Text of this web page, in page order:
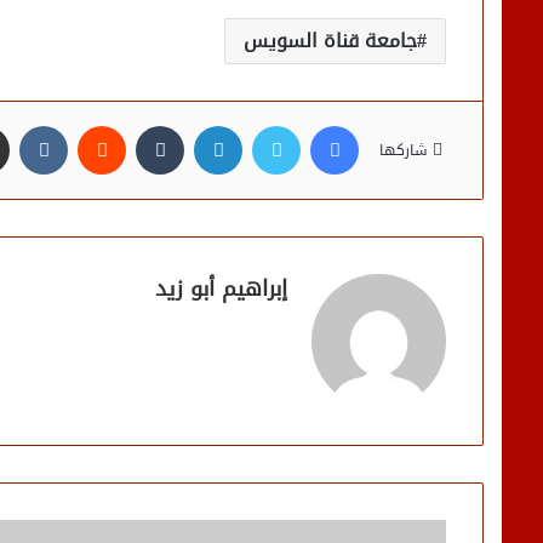
جامعة قناة السويس
شاركها
فيسبوك تويتر لينكدإن
إبراهيم أبو زيد